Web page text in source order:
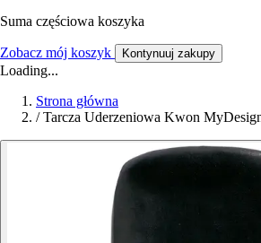
Suma częściowa koszyka
Zobacz mój koszyk Kontynuuj zakupy
Loading...
Strona główna
/ Tarcza Uderzeniowa Kwon